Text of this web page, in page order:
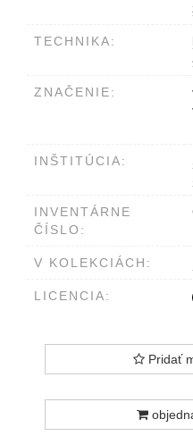
TECHNIKA:
ZNAČENIE:
INŠTITÚCIA:
INVENTÁRNE
ČÍSLO:
V KOLEKCIÁCH:
LICENCIA:
Pridať